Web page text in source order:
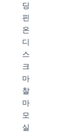
딩
핀
온
디
스
크
마
찰
마
모
실